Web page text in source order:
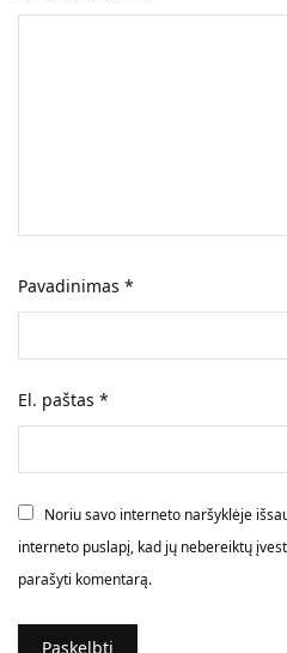
Pavadinimas*
El. paštas*
Noriu savo interneto naršyklėje
interneto puslapį, kad jų nebereiktų
parašyti komentarą.